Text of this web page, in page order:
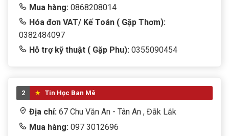
Mua hàng: 0868208014
Hóa đơn VAT/ Kế Toán ( Gặp Thơm):
0382484097
Hỗ trợ kỹ thuật ( Gặp Phu): 0355090454
2 Tin Học Ban Mê
Địa chỉ: 67 Chu Văn An - Tân An , Đắk Lắk
Mua hàng: 097 3012696